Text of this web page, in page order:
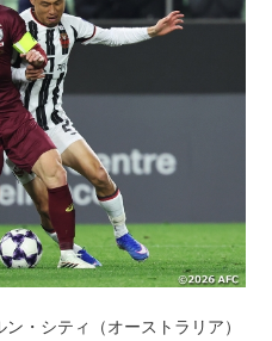
・シティ（オーストラリア）